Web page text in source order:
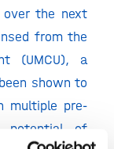
over the next
from the
(UMCU), a
shown to
multiple pre-
potential of